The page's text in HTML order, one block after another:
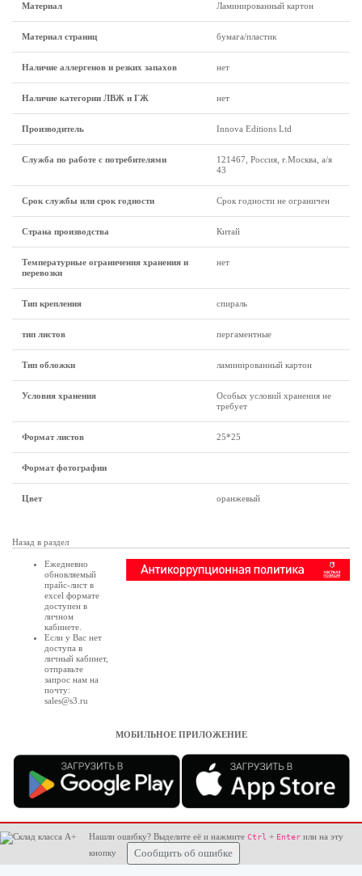
Материал Ламинированный картон
Материал страниц бумага/пластик
Наличие аллергенов и резких запахов нет
Наличие категории ЛВЖ и ГЖ нет
Производитель Innova Editions Ltd
Служба по работе с потребителями
121467, Россия, г.Москва, а/я
43
Срок службы или срок годности Срок годности не ограничен
Страна производства Китай
Температурные ограничения хранения и
перевозки
нет
Тип крепления спираль
тип листов пергаментные
Тип обложки ламинированный картон
Условия хранения
Особых условий хранения не
требует
Формат листов 25*25
Формат фотографии
Цвет оранжевый
Назад в раздел
Ежедневно
обновляемый
прайс-лист в
excel формате
доступен в
личном
кабинете
Если у Вас нет
доступа в
личный кабинет,
отправьте
запрос нам на
почту:
sales@s3.ru
МОБИЛЬНОЕ ПРИЛОЖЕНИЕ
Нашли ошибку? Выделите её и нажмите Ctrl + Enter или на эту
кнопку
Сообщить об ошибке